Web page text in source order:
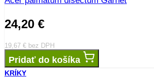
24,20 €
19,67 € bez DPH
Pridať do košíka
KRÍKY